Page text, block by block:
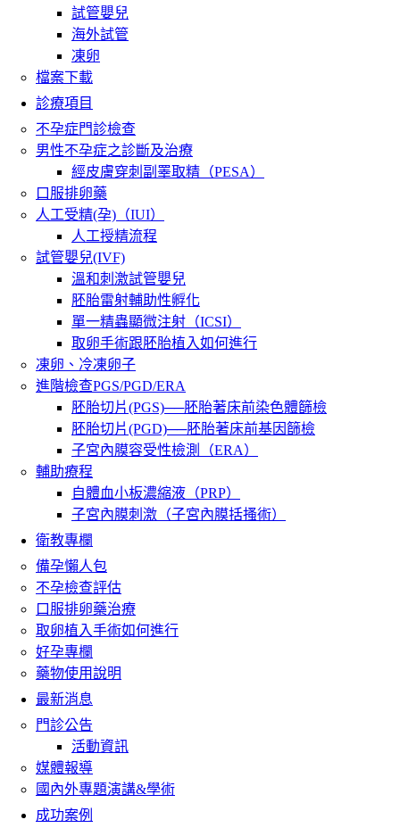
試管嬰兒
海外試管
凍卵
檔案下載
診療項目
不孕症門診檢查
男性不孕症之診斷及治療
經皮膚穿刺副睪取精（PESA）
口服排卵藥
人工受精(孕)（IUI）
人工授精流程
試管嬰兒(IVF)
溫和刺激試管嬰兒
胚胎雷射輔助性孵化
單一精蟲顯微注射（ICSI）
取卵手術跟胚胎植入如何進行
凍卵、冷凍卵子
進階檢查PGS/PGD/ERA
胚胎切片(PGS)──胚胎著床前染色體篩檢
胚胎切片(PGD)──胚胎著床前基因篩檢
子宮內膜容受性檢測（ERA）
輔助療程
自體血小板濃縮液（PRP）
子宮內膜刺激（子宮內膜括搔術）
衛教專欄
備孕懶人包
不孕檢查評估
口服排卵藥治療
取卵植入手術如何進行
好孕專欄
藥物使用說明
最新消息
門診公告
活動資訊
媒體報導
國內外專題演講&學術
成功案例